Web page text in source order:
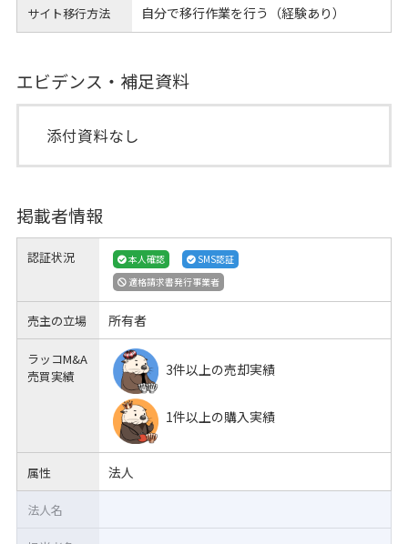
サイト移行方法 自分で移行作業を行う（経験あり）
エビデンス・補足資料
添付資料なし
掲載者情報
認証状況 本人確認
SMS認証
適格請求書発行事業者
売主の立場 所有者
ラッコM&A
売買実績
3件以上の売却実績
1件以上の購入実績
属性 法人
法人名